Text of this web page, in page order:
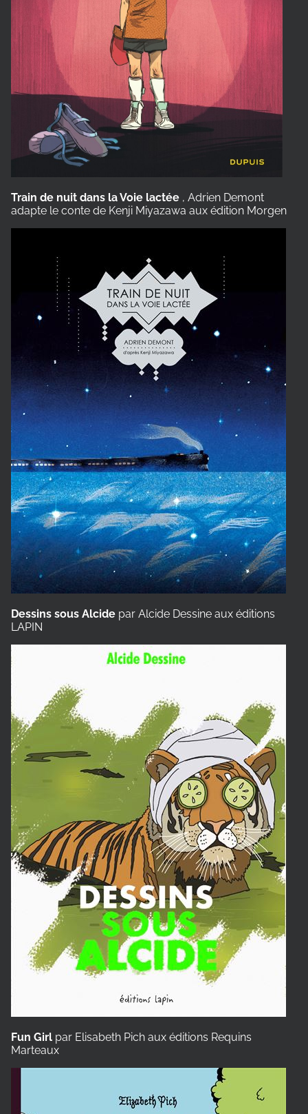
Train de nuit dans la Voie lactée , Adrien Demont
adapte le conte de Kenji Miyazawa aux édition Morgen
Dessins sous Alcide par Alcide Dessine aux éditions
LAPIN
Fun Girl par Elisabeth Pich aux éditions Requins
Marteaux